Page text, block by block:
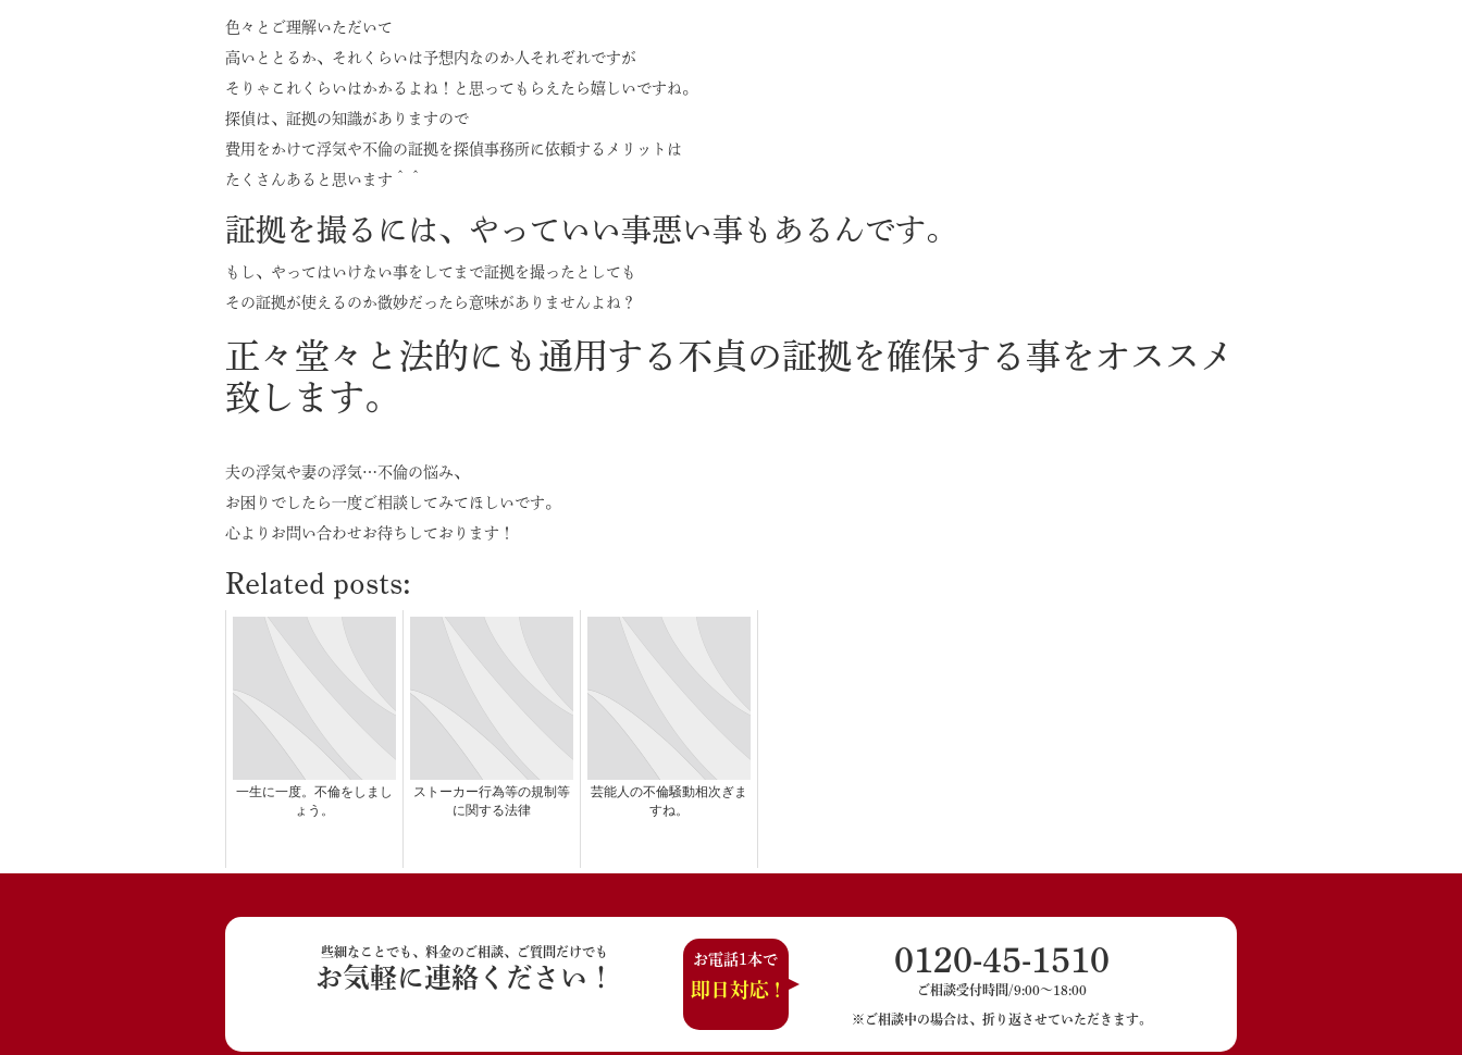
色々とご理解いただいて
高いととるか、それくらいは予想内なのか人それぞれですが
そりゃこれくらいはかかるよね！と思ってもらえたら嬉しいですね。
探偵は、証拠の知識がありますので
費用をかけて浮気や不倫の証拠を探偵事務所に依頼するメリットは
たくさんあると思います＾＾
証拠を撮るには、やっていい事悪い事もあるんです。
もし、やってはいけない事をしてまで証拠を撮ったとしても
その証拠が使えるのか微妙だったら意味がありませんよね？
正々堂々と法的にも通用する不貞の証拠を確保する事をオススメ
致します。
夫の浮気や妻の浮気…不倫の悩み、
お困りでしたら一度ご相談してみてほしいです。
心よりお問い合わせお待ちしております！
Related posts:
一生に一度。不倫をしまし
ょう。
ストーカー行為等の規制等
に関する法律
芸能人の不倫騒動相次ぎま
すね。
些細なことでも、料金のご相談、ご質問だけでも
お気軽に連絡ください！
お電話1本で
即日対応 !
0120-45-1510
ご相談受付時間/9:00〜18:00
※ご相談中の場合は、折り返させていただきます。